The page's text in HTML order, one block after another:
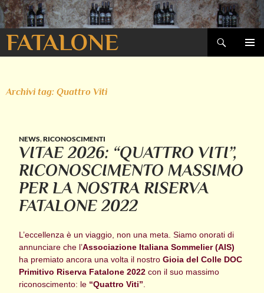
FATALONE
Cerca
VAI
Archivi tag: Quattro Viti
NEWS,RICONOSCIMENTI
VITAE 2026: “QUATTRO VITI”,
RICONOSCIMENTO MASSIMO
PER LA NOSTRA RISERVA
FATALONE 2022
L’eccellenza è un viaggio, non una meta. Siamo onorati di
annunciare che l’Associazione Italiana Sommelier (AIS)
ha premiato ancora una volta il nostroGioia del Colle DOC
Primitivo Riserva Fatalone 2022 con il suo massimo
riconoscimento: le “Quattro Viti”